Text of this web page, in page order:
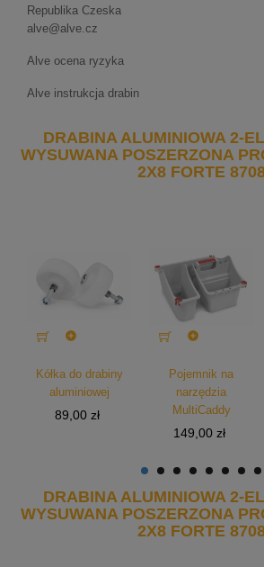
Republika Czeska
alve@alve.cz
Alve ocena ryzyka
Alve instrukcja drabin
DRABINA ALUMINIOWA 2-
WYSUWANA POSZERZONA
2X8 FORTE

Kółka do drabiny
aluminiowej
Cena
89,00 zł

Pojemnik na
narzędzia
MultiCaddy
Cena
149,00 zł
DRABINA ALUMINIOWA 2-
WYSUWANA POSZERZONA
2X8 FORTE